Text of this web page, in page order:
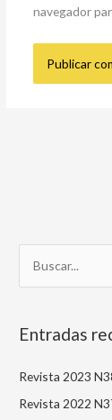
navegador
c
Entradas
Revista 2023
Revista 2022